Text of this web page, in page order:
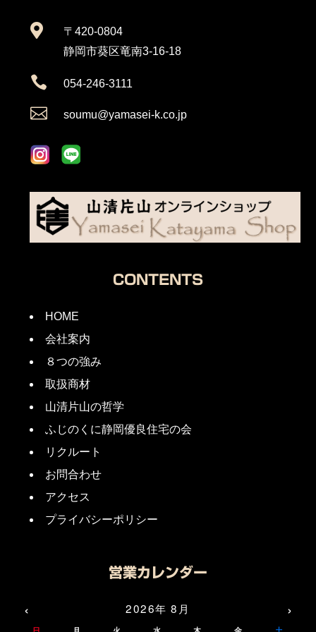

〒420-0804
静岡市葵区竜南3-16-18
 054-246-3111
 soumu@yamasei-k.co.jp
CONTENTS
HOME
会社案内
８つの強み
取扱商材
山清片山の哲学
ふじのくに静岡優良住宅の会
リクルート
お問合わせ
アクセス
プライバシーポリシー
営業カレンダー
‹ 2026年 8月 ›